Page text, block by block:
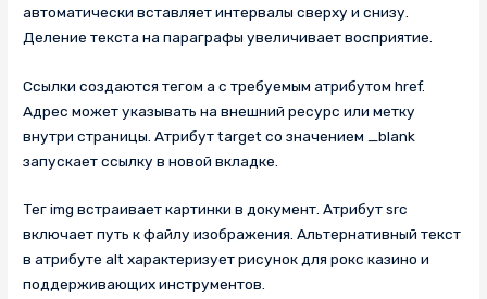
автоматически вставляет интервалы сверху и снизу.
Деление текста на параграфы увеличивает восприятие.
Ссылки создаются тегом a с требуемым атрибутом href.
Адрес может указывать на внешний ресурс или метку
внутри страницы. Атрибут target со значением _blank
запускает ссылку в новой вкладке.
Тег img встраивает картинки в документ. Атрибут src
включает путь к файлу изображения. Альтернативный текст
в атрибуте alt характеризует рисунок для рокс казино и
поддерживающих инструментов.